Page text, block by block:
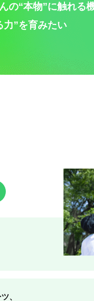
の“本物”に触れる
力”を育みたい
、